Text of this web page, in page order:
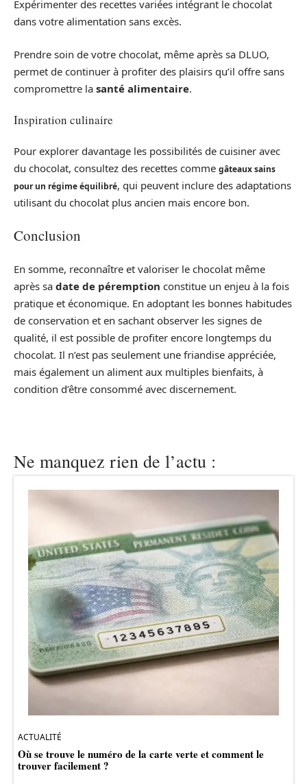
Expérimenter des recettes variées intégrant le chocolat
dans votre alimentation sans excès.
Prendre soin de votre chocolat, même après sa DLUO,
permet de continuer à profiter des plaisirs qu’il offre sans
compromettre la santé alimentaire.
Inspiration culinaire
Pour explorer davantage les possibilités de cuisiner avec
du chocolat, consultez des recettes comme gâteaux sains
pour un régime équilibré, qui peuvent inclure des adaptations
utilisant du chocolat plus ancien mais encore bon.
Conclusion
En somme, reconnaître et valoriser le chocolat même
après sa date de péremption constitue un enjeu à la fois
pratique et économique. En adoptant les bonnes habitudes
de conservation et en sachant observer les signes de
qualité, il est possible de profiter encore longtemps du
chocolat. Il n’est pas seulement une friandise appréciée,
mais également un aliment aux multiples bienfaits, à
condition d’être consommé avec discernement.
Ne manquez rien de l’actu :
ACTUALITÉ
Où se trouve le numéro de la carte verte et comment le
trouver facilement ?